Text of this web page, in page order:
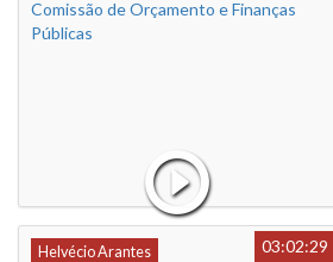
Comissão de Orçamento e Finanças
Públicas
Helvécio Arantes
03:02:29